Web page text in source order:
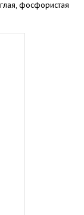
фосфористая